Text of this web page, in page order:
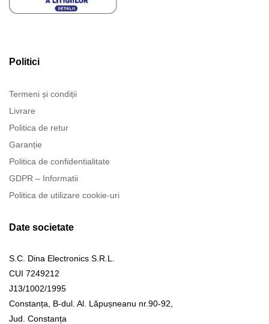
Politici
Termeni și condiții
Livrare
Politica de retur
Garanție
Politica de confidentialitate
GDPR – Informatii
Politica de utilizare cookie-uri
Date societate
S.C. Dina Electronics S.R.L.
CUI 7249212
J13/1002/1995
Constanța, B-dul. Al. Lăpușneanu nr.90-92,
Jud. Constanța